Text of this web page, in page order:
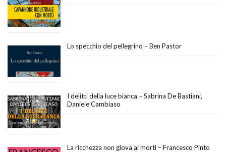
Lo specchio del pellegrino – Ben Pastor
I delitti della luce bianca – Sabrina De Bastiani,
Daniele Cambiaso
La ricchezza non giova ai morti – Francesco Pinto